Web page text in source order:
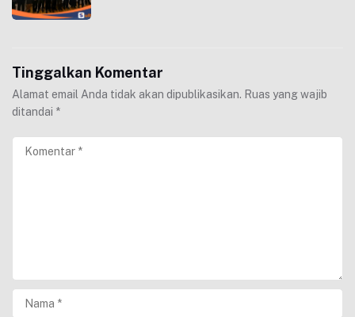
Tinggalkan Komentar
Alamat email Anda tidak akan dipublikasikan. Ruas yang wajib
ditandai *